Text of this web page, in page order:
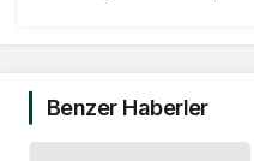
Benzer Haberler